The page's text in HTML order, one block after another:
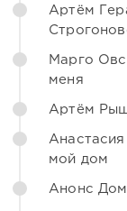
Артём
Марго
меня
Артём
мой дом
Анонс